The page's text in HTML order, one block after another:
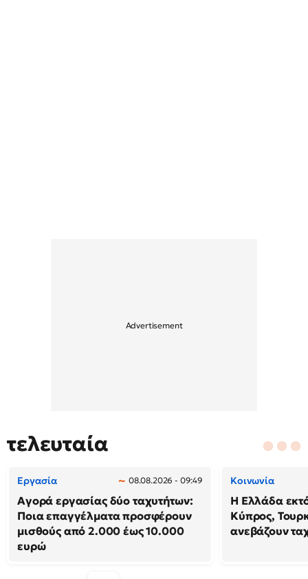
τελευταία
Εργασία 08.08.2026 - 09:49
Αγορά εργασίας δύο ταχυτήτων:
Ποια επαγγέλματα προσφέρουν
μισθούς από 2.000 έως 10.000
ευρώ
Κοινωνία
Η Ελλάδα
Κύπρος,
ανεβάζουν